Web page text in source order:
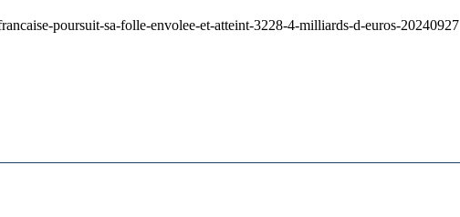
poursuit-sa-folle-envolee-et-atteint-3228-4-milliards-d-euros-20240927